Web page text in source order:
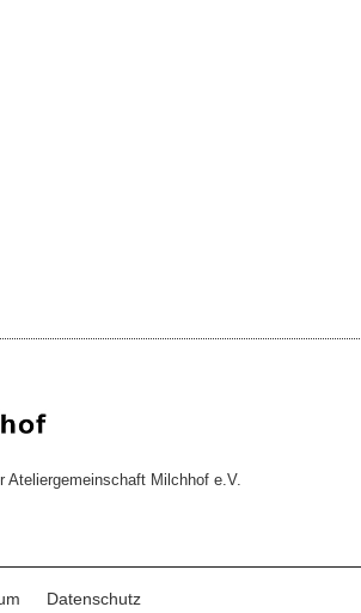
Ateliergemeinschaft Milchhof e.V.
Datenschutz